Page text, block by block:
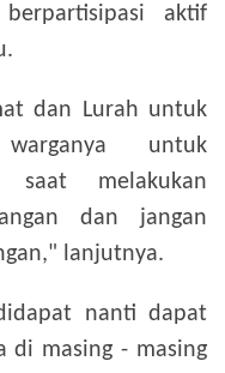
aktif
dan Lurah untuk
untuk
saat melakukan
dan jangan
lanjutnya.
nanti dapat
di masing - masing